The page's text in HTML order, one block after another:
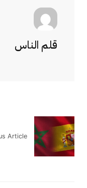
قلم الناس
Article